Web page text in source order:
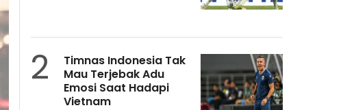
2
Timnas Indonesia Tak
Mau Terjebak Adu
Emosi Saat Hadapi
Vietnam